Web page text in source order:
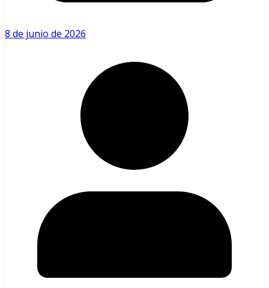
8 de junio de 2026